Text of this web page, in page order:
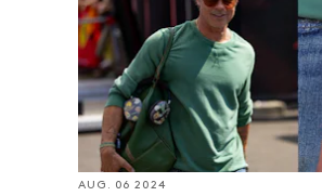
AUG. 06 2024